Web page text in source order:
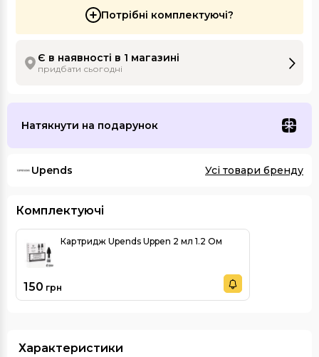
Потрібні комплектуючі?
Є в наявності в 1 магазині
придбати сьогодні
Натякнути на подарунок
Upends Усі товари бренду
Комплектуючі
Картридж Upends Uppen 2 мл 1.2 Ом
150 грн
Характеристики